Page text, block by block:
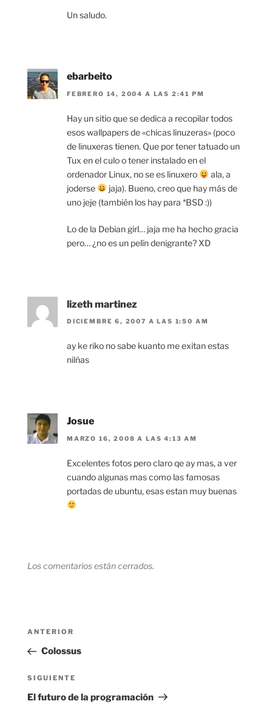
Un saludo.
ebarbeito
FEBRERO 14, 2004 A LAS 2:41 PM
Hay un sitio que se dedica a recopilar todos
esos wallpapers de «chicas linuzeras» (poco
de linuxeras tienen. Que por tener tatuado un
Tux en el culo o tener instalado en el
ordenador Linux, no se es linuxero
ala, a
joderse
jaja). Bueno, creo que hay más de
uno jeje (también los hay para *BSD :))
Lo de la Debian girl… jaja me ha hecho gracia
pero… ¿no es un pelín denigrante? XD
lizeth martinez
DICIEMBRE 6, 2007 A LAS 1:50 AM
ay ke riko no sabe kuanto me exitan estas
nilñas
Josue
MARZO 16, 2008 A LAS 4:13 AM
Excelentes fotos pero claro qe ay mas, a ver
cuando algunas mas como las famosas
portadas de ubuntu, esas estan muy buenas
Los comentarios están cerrados.
Navegación
entradas
Entrada
anterior:
ANTERIOR
Colossus
Siguiente
entrada
SIGUIENTE
El futuro de la programación